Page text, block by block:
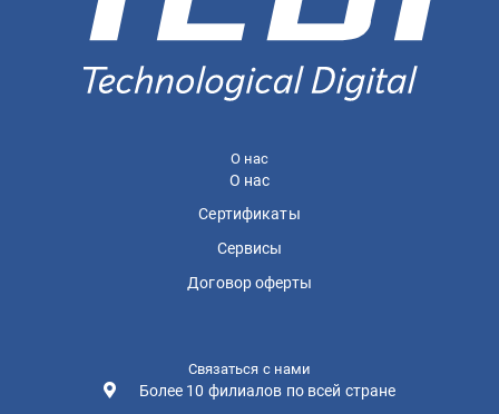
О нас
О нас
Сертификаты
Сервисы
Договор оферты
Связаться с нами
Более 10 филиалов по всей стране